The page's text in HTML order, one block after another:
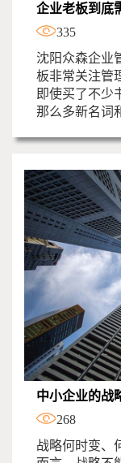
企业老板到底
335
沈阳众森企业
板非常关注管
即使买了不少
那么多新名词和
中小企业的战
268
战略何时变、